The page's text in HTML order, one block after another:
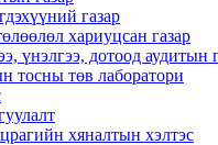
газар
хариуцсан газар
үнэлгээ, дотоод аудитын
тосны төв лаборатори
хяналтын хэлтэс